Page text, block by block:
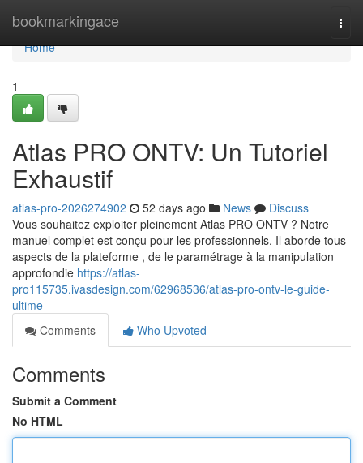
bookmarkingace
Home
Home
1
Atlas PRO ONTV: Un Tutoriel
Exhaustif
atlas-pro-2026274902 52 days ago News
Discuss
Vous souhaitez exploiter pleinement Atlas PRO ONTV ? Notre
manuel complet est conçu pour les professionnels. Il aborde tous
aspects de la plateforme , de le paramétrage à la manipulation
approfondie https://atlas-
pro115735.ivasdesign.com/62968536/atlas-pro-ontv-le-guide-
ultime
Comments
Who Upvoted
Comments
Submit a Comment
No HTML